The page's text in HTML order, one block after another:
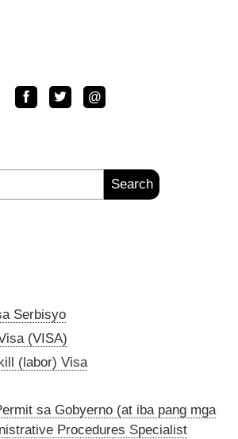
Facebook
TwitterLINE
@
Serbisyo
(VISA)
(labor) Visa
sa Gobyerno (at iba pang mga
Procedures Specialist